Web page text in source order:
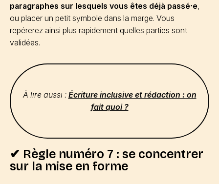
paragraphes sur lesquels vous êtes déjà passé⋅e
ou placer un petit symbole dans la marge. Vous
repérerez ainsi plus rapidement quelles parties sont
validées.
À lire aussi : Écriture inclusive et rédaction : on
fait quoi ?
✔ Règle numéro 7 : se concentrer
sur la mise en forme